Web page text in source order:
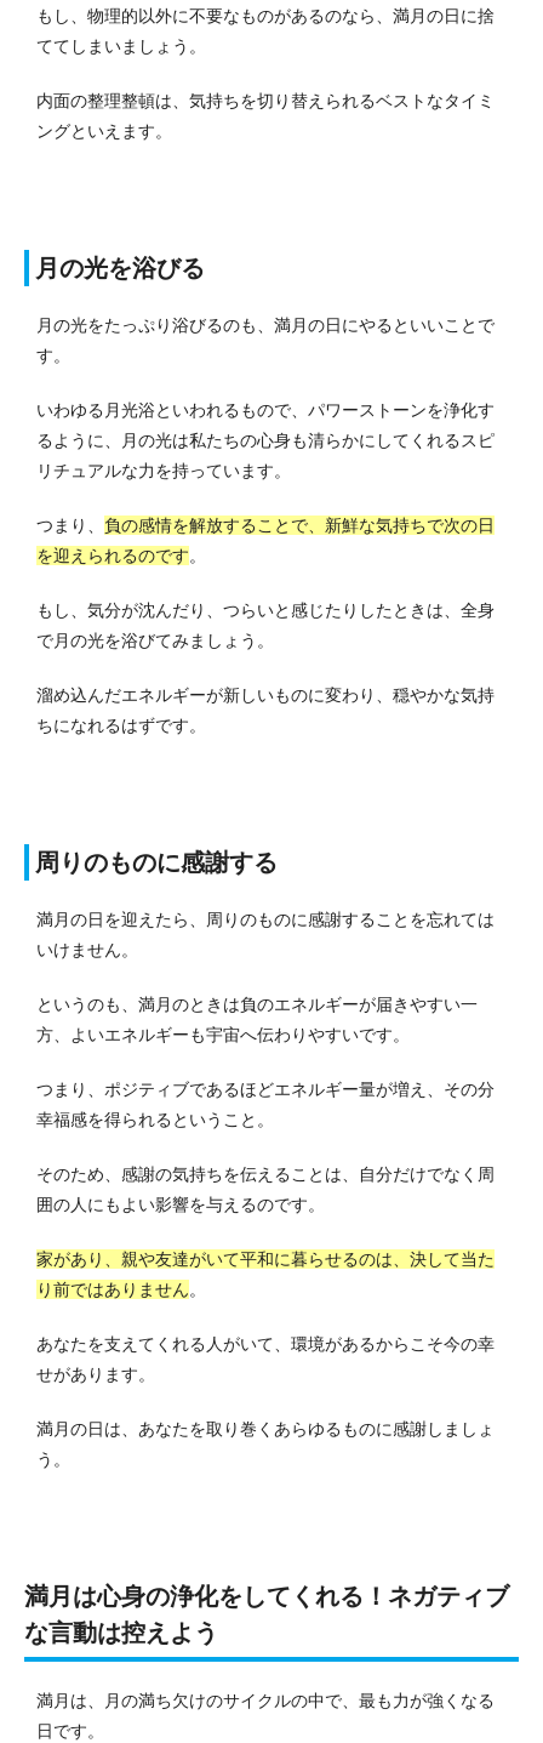
もし、物理的以外に不要なものがあるのなら、満月の日に捨
ててしまいましょう。
内面の整理整頓は、気持ちを切り替えられるベストなタイミ
ングといえます。
月の光を浴びる
月の光をたっぷり浴びるのも、満月の日にやるといいことで
す。
いわゆる月光浴といわれるもので、パワーストーンを浄化す
るように、月の光は私たちの心身も清らかにしてくれるスピ
リチュアルな力を持っています。
つまり、 負の感情を解放することで、新鮮な気持ちで次の日
を迎えられるのです。
もし、気分が沈んだり、つらいと感じたりしたときは、全身
で月の光を浴びてみましょう。
溜め込んだエネルギーが新しいものに変わり、穏やかな気持
ちになれるはずです。
周りのものに感謝する
満月の日を迎えたら、周りのものに感謝することを忘れては
いけません。
というのも、満月のときは負のエネルギーが届きやすい一
方、よいエネルギーも宇宙へ伝わりやすいです。
つまり、ポジティブであるほどエネルギー量が増え、その分
幸福感を得られるということ。
そのため、感謝の気持ちを伝えることは、自分だけでなく周
囲の人にもよい影響を与えるのです。
家があり、親や友達がいて平和に暮らせるのは、決して当た
り前ではありません。
あなたを支えてくれる人がいて、環境があるからこそ今の幸
せがあります。
満月の日は、あなたを取り巻くあらゆるものに感謝しましょ
う。
満月は心身の浄化をしてくれる！ネガティブ
な言動は控えよう
満月は、月の満ち欠けのサイクルの中で、最も力が強くなる
日です。